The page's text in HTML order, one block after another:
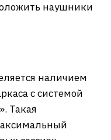
наушники
наличием
с системой
Такая